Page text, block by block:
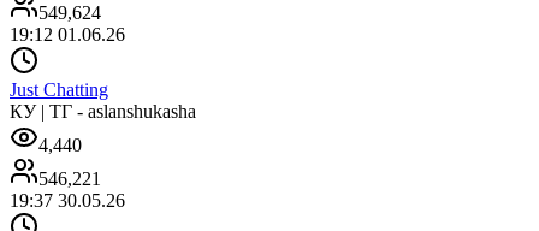
549,624
19:12 01.06.26
Just Chatting
КУ | ТГ - aslanshukasha
4,440
546,221
19:37 30.05.26